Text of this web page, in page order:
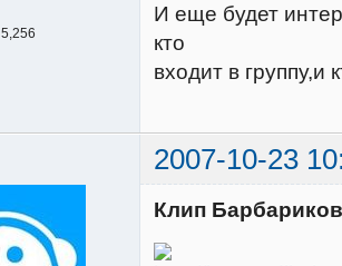
5,256
И еще будет
кто
входит в группу,и
2007-10-23
Клип